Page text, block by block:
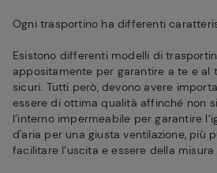
Ogni trasportino ha differenti
Esistono differenti modelli di
appositamente per garantire a te e al
sicuri. Tutti però, devono avere
essere di ottima qualità affinché non
l’interno impermeabile per garantire
d'aria per una giusta ventilazione, più
facilitare l’uscita e essere della